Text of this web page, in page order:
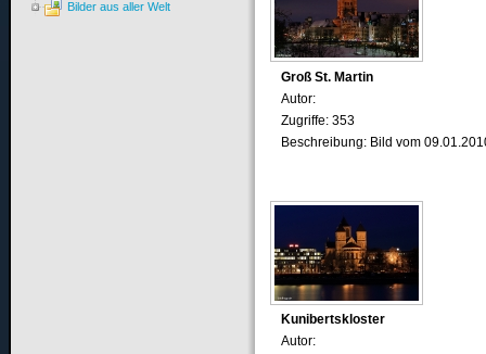
Groß St. Martin
Autor:
Zugriffe: 353
Beschreibung: Bild vom
Kunibertskloster
Autor:
Bilder aus aller Welt